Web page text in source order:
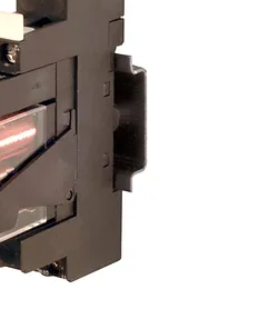
productos
en este